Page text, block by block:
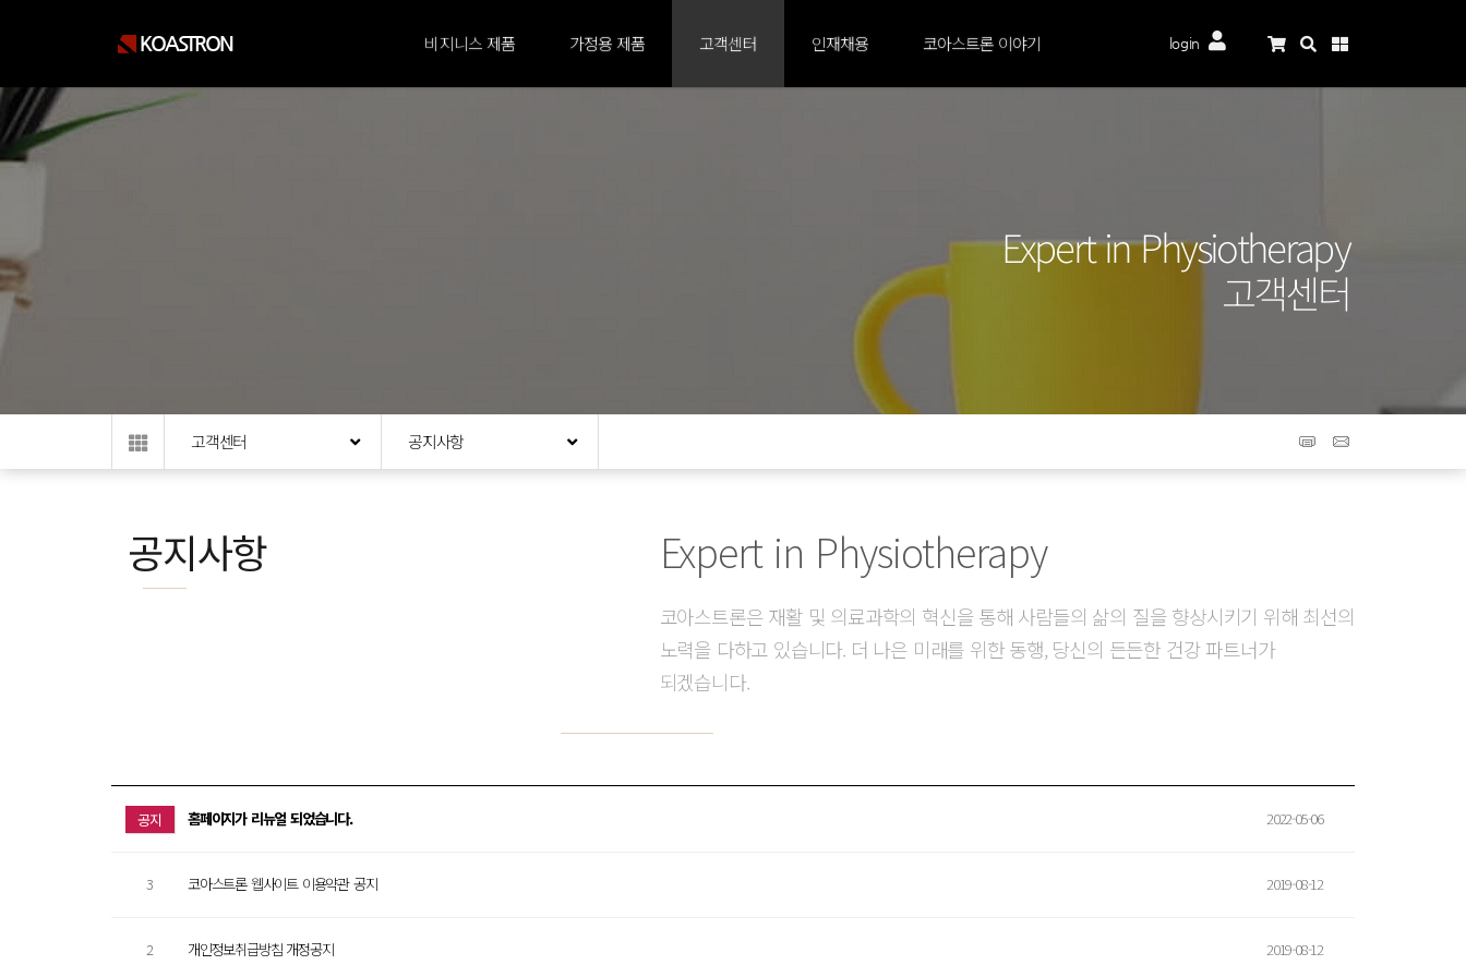
KOASTRON 비지니스 제품 가정용 제품 고객센터 인재채용 코아스트론 이야기 login
Expert in Physiotherapy
고객센터
고객센터 공지사항
공지사항 Expert in Physiotherapy
코아스트론은 재활 및 의료과학의 혁신을 통해 사람들의 삶의 질을 향상시키기 위해 최선의
노력을 다하고 있습니다. 더 나은 미래를 위한 동행, 당신의 든든한 건강 파트너가
되겠습니다.
공지 홈페이지가 리뉴얼 되었습니다. 2022-05-06
3 코아스트론 웹사이트 이용약관 공지 2019-08-12
2 개인정보취급방침 개정공지 2019-08-12